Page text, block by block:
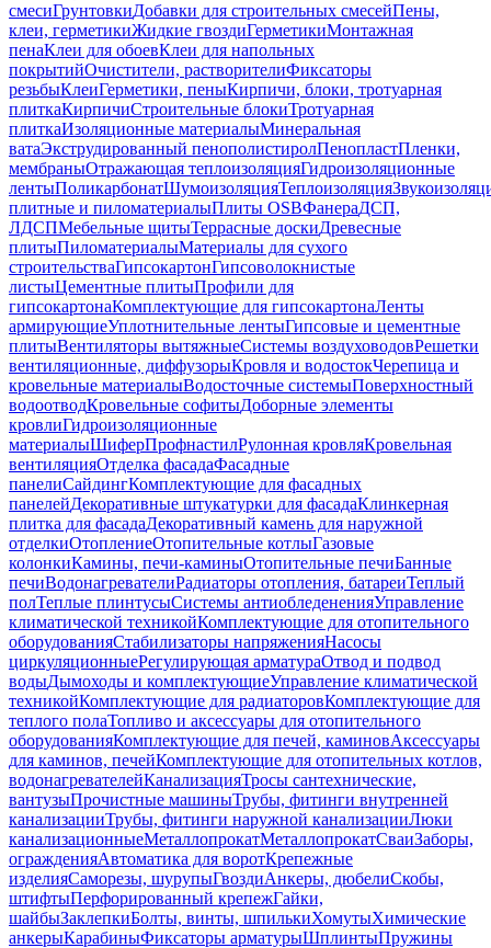
смесиГрунтовкиДобавки для строительных смесейПены,
клеи, герметикиЖидкие гвоздиГерметикиМонтажная
пенаКлеи для обоевКлеи для напольных
покрытийОчистители, растворителиФиксаторы
резьбыКлеиГерметики, пеныКирпичи, блоки, тротуарная
плиткаКирпичиСтроительные блокиТротуарная
плиткаИзоляционные материалыМинеральная
ватаЭкструдированный пенополистиролПенопластПленки,
мембраныОтражающая теплоизоляцияГидроизоляционные
лентыПоликарбонатШумоизоляцияТеплоизоляция
плитные и пиломатериалыПлиты OSBФанераДСП,
ЛДСПМебельные щитыТеррасные доскиДревесные
плитыПиломатериалыМатериалы для сухого
строительстваГипсокартонГипсоволокнистые
листыЦементные плитыПрофили для
гипсокартонаКомплектующие для гипсокартонаЛенты
армирующиеУплотнительные лентыГипсовые и цементные
плитыВентиляторы вытяжныеСистемы воздуховодовРешетки
вентиляционные, диффузорыКровля и водостокЧерепица и
кровельные материалыВодосточные системыПоверхностный
водоотводКровельные софитыДоборные элементы
кровлиГидроизоляционные
материалыШиферПрофнастилРулонная кровляКровельная
вентиляцияОтделка фасадаФасадные
панелиСайдингКомплектующие для фасадных
панелейДекоративные штукатурки для фасадаКлинкерная
плитка для фасадаДекоративный камень для наружной
отделкиОтоплениеОтопительные котлыГазовые
колонкиКамины, печи-каминыОтопительные печиБанные
печиВодонагревателиРадиаторы отопления, батареиТеплый
полТеплые плинтусыСистемы антиобледененияУправление
климатической техникойКомплектующие для отопительного
оборудованияСтабилизаторы напряженияНасосы
циркуляционныеРегулирующая арматураОтвод и подвод
водыДымоходы и комплектующиеУправление климатической
техникойКомплектующие для радиаторовКомплектующие для
теплого полаТопливо и аксессуары для отопительного
оборудованияКомплектующие для печей, каминовАксессуары
для каминов, печейКомплектующие для отопительных котлов,
водонагревателейКанализацияТросы сантехнические,
вантузыПрочистные машиныТрубы, фитинги внутренней
канализацииТрубы, фитинги наружной канализацииЛюки
канализационныеМеталлопрокатМеталлопрокатСваиЗаборы,
огражденияАвтоматика для воротКрепежные
изделияСаморезы, шурупыГвоздиАнкеры, дюбелиСкобы,
штифтыПерфорированный крепежГайки,
шайбыЗаклепкиБолты, винты, шпилькиХомутыХимические
анкерыКарабиныФиксаторы арматурыШплинтыПружины